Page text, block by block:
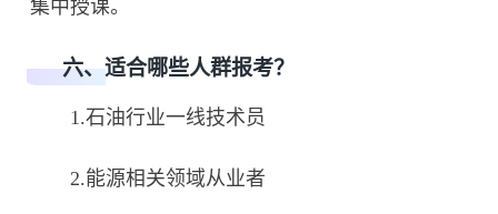
集中授课。
六、适合哪些人群报考？
1.石油行业一线技术员
2.能源相关领域从业者